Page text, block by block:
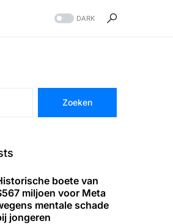
DARK
Zoeken
boete van
miljoen voor Meta
mentale schade
jongeren